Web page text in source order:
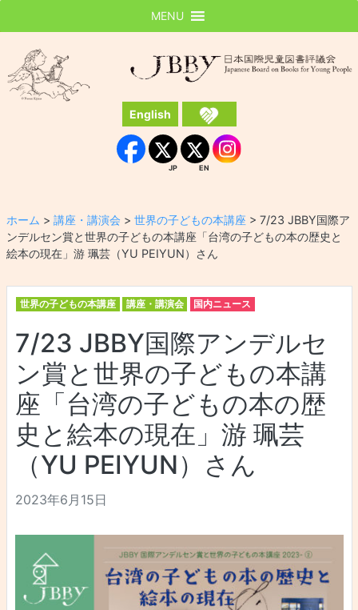
JBBY
English
Facebook
JP
JP
EN
EN Instagram
MENU
ホーム > 講座・講演会 > 世界の子どもの本講座 > 7/23 JBBY国際ア
ンデルセン賞と世界の子どもの本講座「台湾の子どもの本の歴史と
絵本の現在」游 珮芸（YU PEIYUN）さん
世界の子どもの本講座 講座・講演会 国内ニュース
7/23 JBBY国際アンデルセ
ン賞と世界の子どもの本講
座「台湾の子どもの本の歴
史と絵本の現在」游 珮芸
（YU PEIYUN）さん
2023年6月15日